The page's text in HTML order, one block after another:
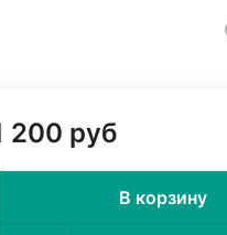
200 руб
В корзину